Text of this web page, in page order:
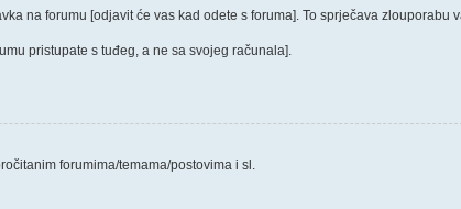
na forumu [odjavit će vas kad odete s foruma]. To sprječava zlouporabu
pristupate s tuđeg, a ne sa svojeg računala].
forumima/temama/postovima i sl.